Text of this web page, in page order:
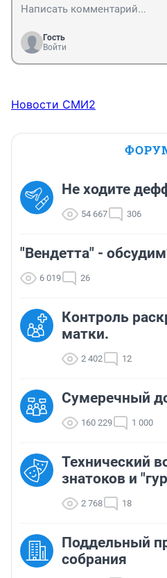
Гость
Войти
Новости СМИ2
Не ходите
54 667 306
"Вендетта" -
6 019 26
Контроль
матки.
2 402 12
Сумеречный
160 229 1 000
Технический
знатоков и
2 768 18
Поддельный
собрания